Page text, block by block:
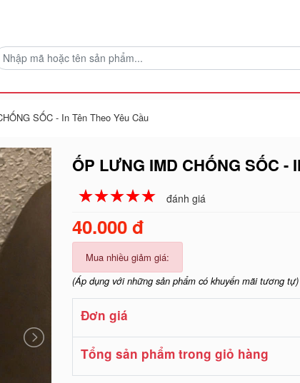
SỐC - In Tên Theo Yêu Cầu
ỐP LƯNG IMD CHỐNG SỐC -
☆☆☆☆☆
★★★★★ đánh giá
40.000 đ
Mua nhiều giảm giá:
(Áp dụng với những sản phẩm có khuyến mãi tương tự)
Đơn giá
Tổng sản phẩm trong giỏ hàng